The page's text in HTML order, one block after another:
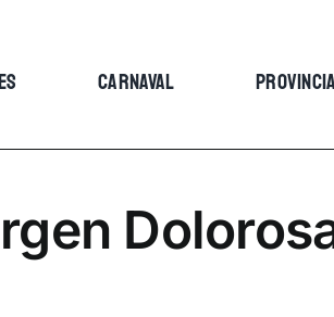
CARNAVAL PROVINCIA